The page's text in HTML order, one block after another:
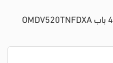
ثلاجة اوشن 531 لتر نوفروست 4 باب OMDV520TNFDXA